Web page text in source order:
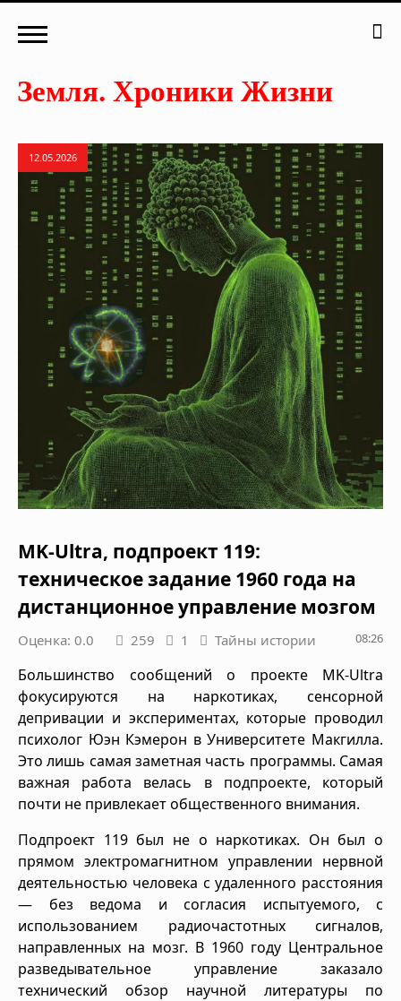
12.05.2026
MK-Ultra, подпроект 119:
техническое задание 1960 года на
дистанционное управление мозгом
Оценка: 0.0 259 1 Тайны истории 08:26
Большинство сообщений о проекте MK-Ultra
фокусируются на наркотиках, сенсорной
депривации и экспериментах, которые проводил
психолог Юэн Кэмерон в Университете Макгилла.
Это лишь самая заметная часть программы. Самая
важная работа велась в подпроекте, который
почти не привлекает общественного внимания.
Подпроект 119 был не о наркотиках. Он был о
прямом электромагнитном управлении нервной
деятельностью человека с удаленного расстояния
— без ведома и согласия испытуемого, с
использованием радиочастотных сигналов,
направленных на мозг. В 1960 году Центральное
разведывательное управление заказало
технический обзор научной литературы по